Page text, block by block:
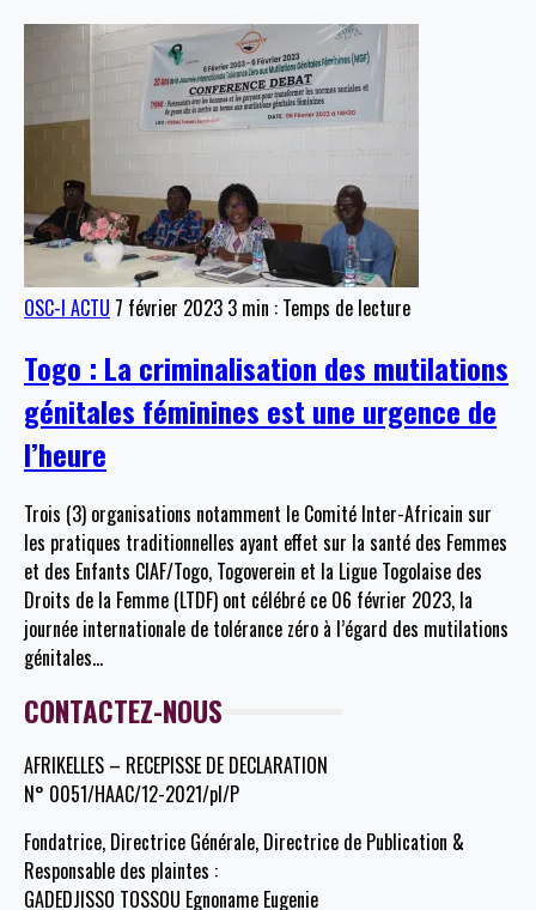
OSC-I ACTU 7 février 2023 3 min : Temps de lecture
Togo : La criminalisation des mutilations
génitales féminines est une urgence de
l’heure
Trois (3) organisations notamment le Comité Inter-Africain sur
les pratiques traditionnelles ayant effet sur la santé des Femmes
et des Enfants CIAF/Togo, Togoverein et la Ligue Togolaise des
Droits de la Femme (LTDF) ont célébré ce 06 février 2023, la
journée internationale de tolérance zéro à l’égard des mutilations
génitales…
CONTACTEZ-NOUS
AFRIKELLES – RECEPISSE DE DECLARATION
N° 0051/HAAC/12-2021/pl/P
Fondatrice, Directrice Générale, Directrice de Publication &
Responsable des plaintes :
GADEDJISSO TOSSOU Egnoname Eugenie